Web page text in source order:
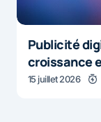
Publicité
croissance
15 juillet 2026